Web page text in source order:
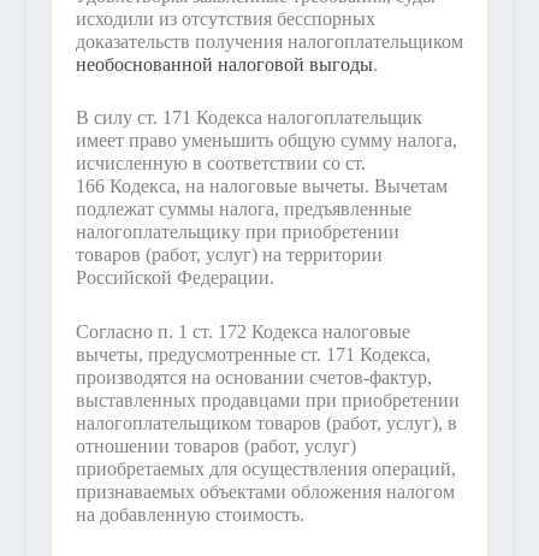
исходили из отсутствия бесспорных
доказательств получения налогоплательщиком
необоснованной налоговой выгоды.
В силу ст. 171 Кодекса налогоплательщик
имеет право уменьшить общую сумму налога,
исчисленную в соответствии со ст.
166 Кодекса, на налоговые вычеты. Вычетам
подлежат суммы налога, предъявленные
налогоплательщику при приобретении
товаров (работ, услуг) на территории
Российской Федерации.
Согласно п. 1 ст. 172 Кодекса налоговые
вычеты, предусмотренные ст. 171 Кодекса,
производятся на основании счетов-фактур,
выставленных продавцами при приобретении
налогоплательщиком товаров (работ, услуг), в
отношении товаров (работ, услуг)
приобретаемых для осуществления операций,
признаваемых объектами обложения налогом
на добавленную стоимость.